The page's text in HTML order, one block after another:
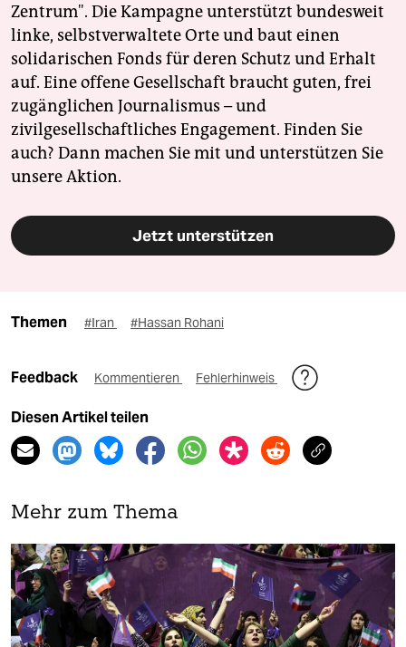
Zentrum". Die Kampagne unterstützt bundesweit
linke, selbstverwaltete Orte und baut einen
solidarischen Fonds für deren Schutz und Erhalt
auf. Eine offene Gesellschaft braucht guten, frei
zugänglichen Journalismus – und
zivilgesellschaftliches Engagement. Finden Sie
auch? Dann machen Sie mit und unterstützen Sie
unsere Aktion.
Jetzt unterstützen
Themen #Iran #Hassan Rohani
Feedback Kommentieren Fehlerhinweis
Diesen Artikel teilen
Mehr zum Thema